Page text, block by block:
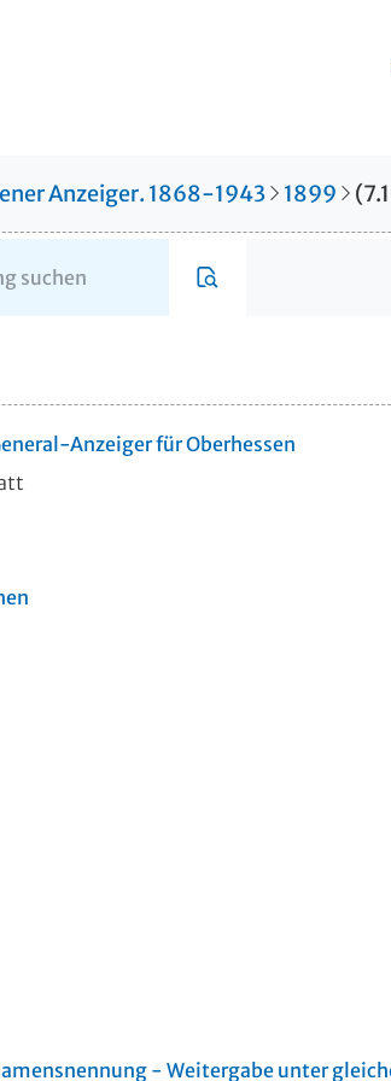
Anzeiger. 1868-1943 1899
Anzeiger für Oberhessen
- Weitergabe unter